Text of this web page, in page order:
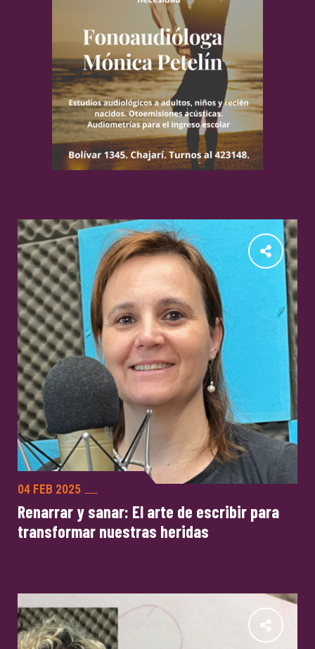
04 FEB 2025
Renarrar y sanar: El arte de escribir para
transformar nuestras heridas